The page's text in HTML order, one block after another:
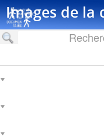
Images de la